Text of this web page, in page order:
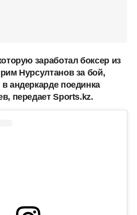
заработал боксер из
Нурсултанов за бой,
андеркарде поединка
передает Sports.kz.